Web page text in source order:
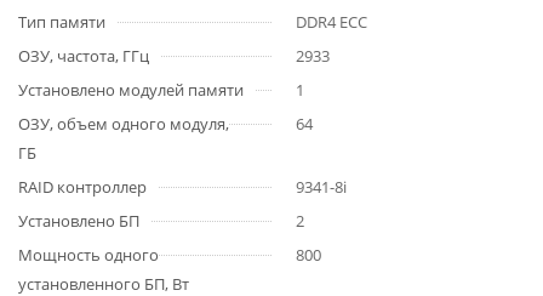
Тип памяти
DDR4 ECC
ОЗУ, частота, ГГц
2933
Установлено модулей памяти
1
ОЗУ, объем одного модуля,
ГБ
64
RAID контроллер
9341-8i
Установлено БП
2
Мощность одного
установленного БП, Вт
800